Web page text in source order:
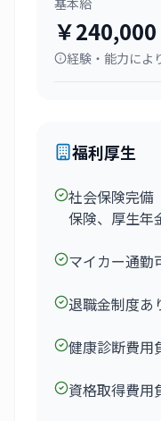
基本給
￥240,000
経験・能力によ
福利厚生
社会保険完備
保険、厚生年
マイカー通勤
退職金制度あ
健康診断費用
資格取得費用